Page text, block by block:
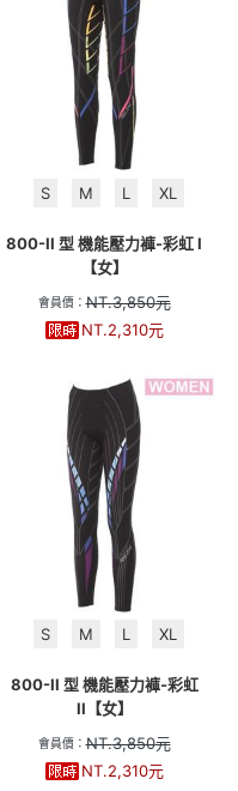
S M L XL
800-II 型 機能壓力褲-彩虹 I
【女】
會員價：NT.3,850元
NT.2,310元
S M L XL
800-II 型 機能壓力褲-彩虹
II【女】
會員價：NT.3,850元
NT.2,310元